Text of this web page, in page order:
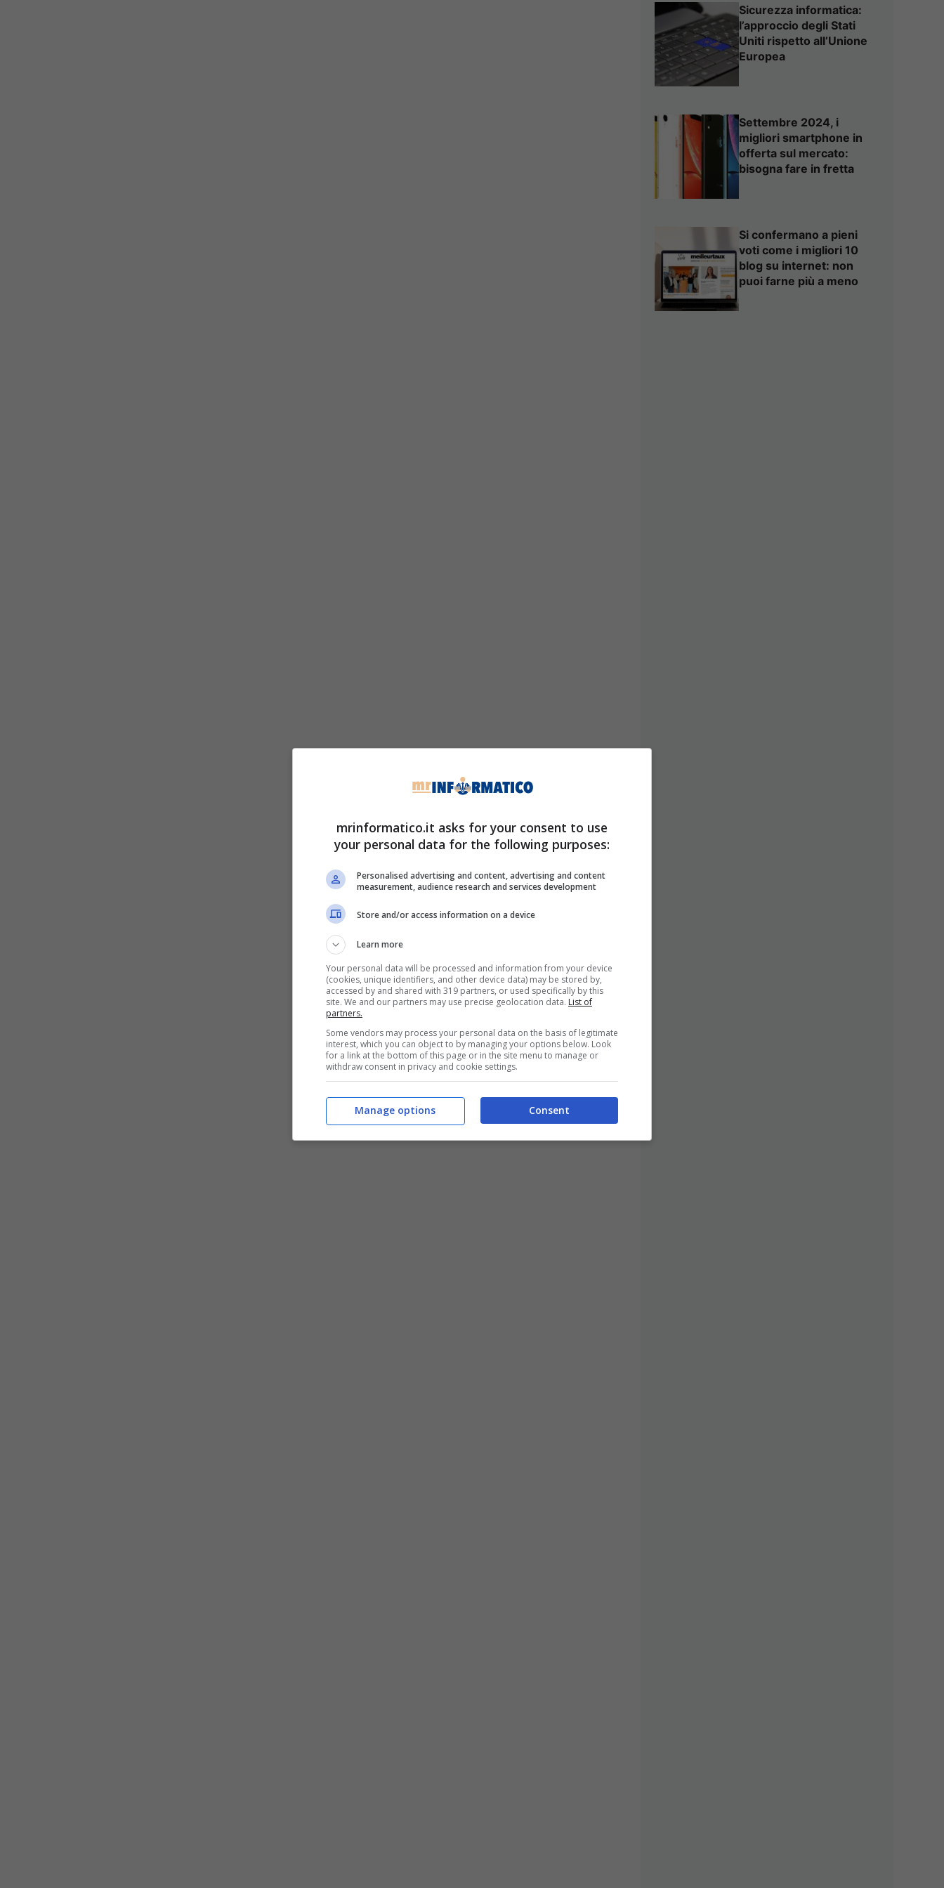
Sicurezza informatica:
l’approccio degli Stati
Uniti rispetto all’Unione
Europea
Settembre 2024, i
migliori smartphone in
offerta sul mercato:
bisogna fare in fretta
Si confermano a pieni
voti come i migliori 10
blog su internet: non
puoi farne più a meno
mrinformatico.it asks for your consent to use
your personal data for the following purposes:
Personalised advertising and content, advertising and content
measurement, audience research and services development
Store and/or access information on a device
Learn more
Your personal data will be processed and information from your device
(cookies, unique identifiers, and other device data) may be stored by,
accessed by and shared with 319 partners, or used specifically by this
site. We and our partners may use precise geolocation data. List of
partners.
Some vendors may process your personal data on the basis of legitimate
interest, which you can object to by managing your options below. Look
for a link at the bottom of this page or in the site menu to manage or
withdraw consent in privacy and cookie settings.
Consent
Manage options